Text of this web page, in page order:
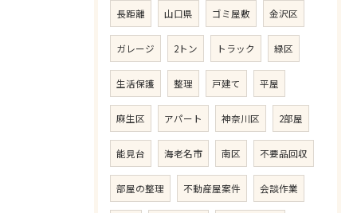
長距離 山口県 ゴミ屋敷 金沢区
ガレージ 2トン トラック 緑区
生活保護 整理 戸建て 平屋
麻生区 アパート 神奈川区 2部屋
能見台 海老名市 南区 不要品回収
部屋の整理 不動産屋案件 会談作業